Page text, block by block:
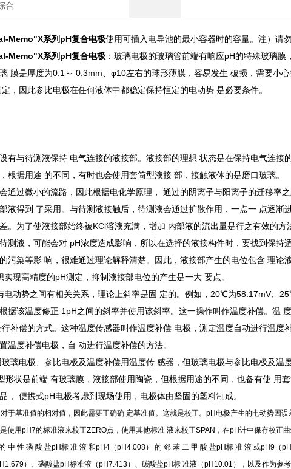
合
Memo"X系列pH复合电极使用可插入电导池的最小容器时的容量。注）请
Memo"X系列pH复合电极 ：玻璃电极的玻璃管前端有响应pH的特殊玻璃
膜是厚度为0.1～ 0.3mm、φ10左右的球形薄膜，容易发生 破损，需要小
，因此参比电极在任何液体中都稳定保持恒定的电动势 是必要条件。
有与待测液保持 电气连接的液接部。液接部的理想 状态是在保持电气连接
根据用途 的不同，有时也会使用套筒型液接 部，接触液体的是磨口玻璃。
通过微小的流路，因此根据电化学原理， 通过的阴离子与阳离子的迁移率
液得到 了采用。与待测液接触后，待测液会通过扩散作用，一点一 点逐渐
。为了使液接部始终被KCl溶液充满，增加 内部液的流出量是行之有效的
测液，可能会对 pH浓度造成影响，所以在选择的液接构件时，要找到保持
污染等影 响，很难通过理论解释清楚。因此，液接部产生的电位包含 理论
实现高精度的pH测定，抑制液接部电位的产生是一大 要点。
电动势之间有相关关系，理论上斜率是固 定的。例如，20℃为58.17mV、
据该温度修正 1pH之间的斜率并使用该斜率。这一操作叫作温度补偿。温
补偿的方式。这种温度传感器叫作温度补偿 电极，测定温度自动进行温度
温度补偿电极，自 动进行温度补偿的方法。
璃电极、参比电极及温度补偿用温度传 感器，但玻璃电极与参比电极及温
形状是前端 有玻璃膜，液接部使用陶瓷，但根据用途的不同，也备有使 用
， 便携式pH电极考虑到现场使用，电极体由坚固的塑料制成。
于基准值的相对值，因此需要正确确 定基准值。这就是校正。pH电极产生的电动势因
使用pH7的标准液来校正ZERO点，使用其他标准 液来校正SPAN，在pH计中保存校正
中 性 磷 酸 盐pH标 准 液 和pH4（pH4.008） 的 邻 苯 二 甲 酸 盐pH标 准 液 或pH9（
）、磷酸盐pH标准液（pH7.413）、碳酸盐pH标 准液（pH10.01），以及作为参